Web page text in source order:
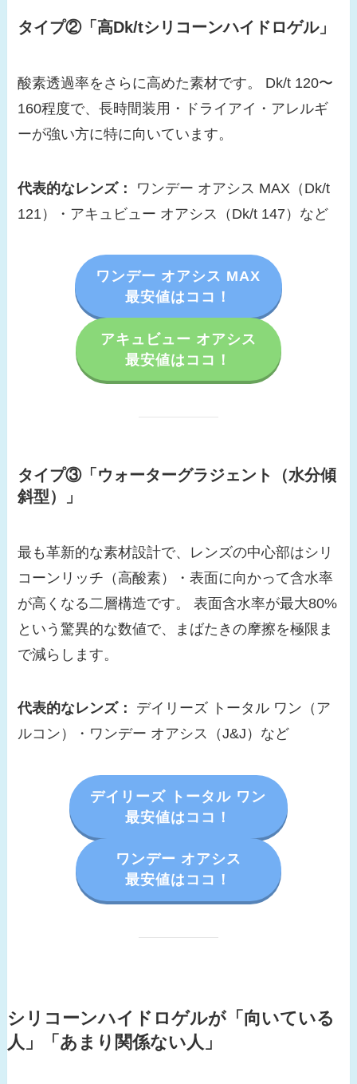
タイプ②「高Dk/tシリコーンハイドロゲル」
酸素透過率をさらに高めた素材です。 Dk/t 120〜
160程度で、長時間装用・ドライアイ・アレルギ
ーが強い方に特に向いています。
代表的なレンズ：
ワンデー オアシス MAX（Dk/t
121）・アキュビュー オアシス（Dk/t 147）など
ワンデー オアシス MAX
最安値はココ！
アキュビュー オアシス
最安値はココ！
タイプ③「ウォーターグラジェント（水分傾
斜型）」
最も革新的な素材設計で、レンズの中心部はシリ
コーンリッチ（高酸素）・表面に向かって含水率
が高くなる二層構造です。 表面含水率が最大80%
という驚異的な数値で、まばたきの摩擦を極限ま
で減らします。
代表的なレンズ：
デイリーズ トータル ワン（ア
ルコン）・ワンデー オアシス（J&J）など
デイリーズ トータル ワン
最安値はココ！
ワンデー オアシス
最安値はココ！
シリコーンハイドロゲルが「向いている
人」「あまり関係ない人」